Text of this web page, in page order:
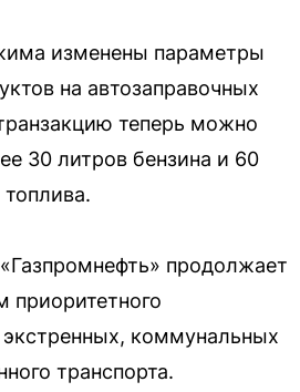
изменены параметры
на автозаправочных
теперь можно
30 литров бензина и 60
продолжает
приоритетного
коммунальных
транспорта.